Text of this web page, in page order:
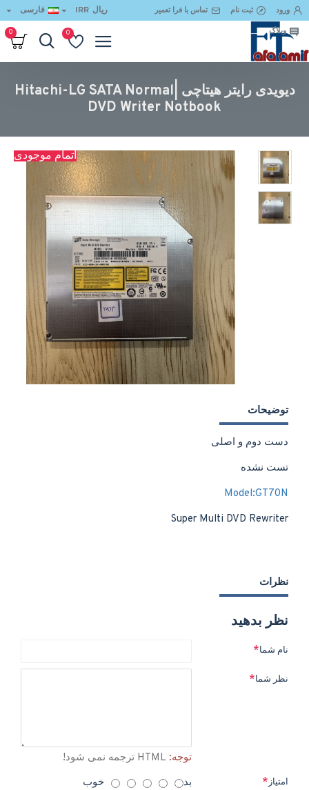
ورود ثبت نام تماس با فرا تعمیر
وبلاگ
ریال IRR فارسی
0
0
دیویدی رایتر هیتاچی |Hitachi-LG SATA Normal
DVD Writer Notbook
اتمام موجودی
توضیحات
دست دوم و اصلی
تست نشده
Model:GT70N
Super Multi DVD Rewriter
نظرات
نظر بدهید
نام شما
نظر شما
توجه:
امتیاز بد خوب